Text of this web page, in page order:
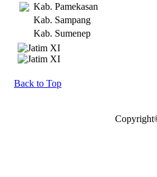
Kab. Pamekasan
Kab. Sampang
Kab. Sumenep
Back to Top